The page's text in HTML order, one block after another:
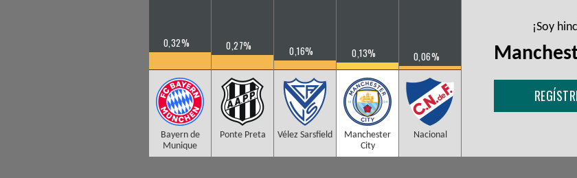
0,32%
Bayern de
Munique
0,27%
Ponte Preta
0,16%
Vélez Sarsfield
0,13%
Manchester
City
0,06%
Nacional
¡Soy